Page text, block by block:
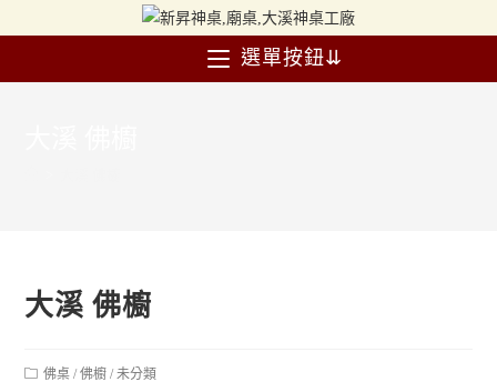
選單按鈕⇊
大溪 佛櫥
佛桌 / 佛櫥 / 未分類